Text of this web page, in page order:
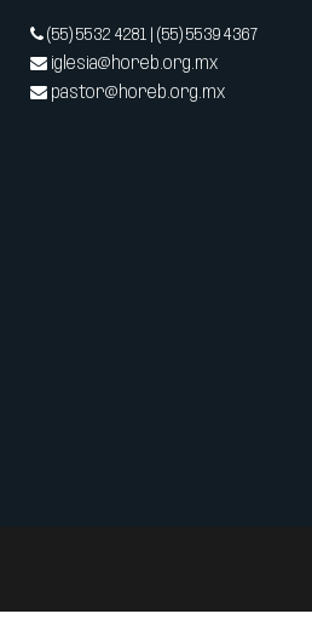
(55) 5532 4281 | (55) 5539 4367
iglesia@horeb.org.mx
pastor@horeb.org.mx